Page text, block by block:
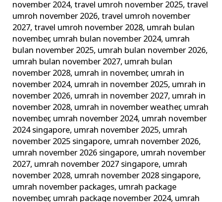
november 2024,travel umroh november 2025,travel
umroh november 2026,travel umroh november
2027,travel umroh november 2028, umrah bulan
november, umrah bulan november 2024, umrah
bulan november 2025, umrah bulan november 2026,
umrah bulan november 2027, umrah bulan
november 2028, umrah in november, umrah in
november 2024, umrah in november 2025, umrah in
november 2026, umrah in november 2027, umrah in
november 2028, umrah in november weather, umrah
november, umrah november 2024, umrah november
2024 singapore, umrah november 2025, umrah
november 2025 singapore, umrah november 2026,
umrah november 2026 singapore, umrah november
2027, umrah november 2027 singapore, umrah
november 2028, umrah november 2028 singapore,
umrah november packages, umrah package
november, umrah package november 2024, umrah